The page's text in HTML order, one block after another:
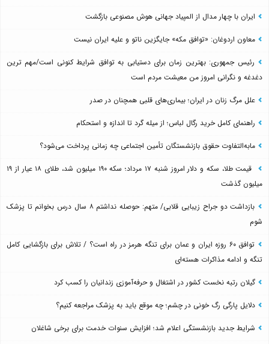
ایران با چهار مدال از المپیاد جهانی هوش مصنوعی بازگشت
معاون اردوغان: «توافق مکه» جایگزین ناتو و علیه ایران نیست
رئیس جمهوری: بهترین زمان برای دستیابی به توافق شرایط کنونی است/مهم ترین
دغدغه و نگرانی امروز من معیشت مردم است
علل مرگ زنان در ایران؛ بیماری‌های قلبی همچنان در صدر
راهنمای کامل خرید رگال لباس؛ از میله گرد تا اندازه و استحکام
مابه‌التفاوت حقوق بازنشستگان تأمین اجتماعی چه زمانی پرداخت می‌شود؟
قیمت طلا، سکه و دلار امروز شنبه ۱۷ مرداد؛ سکه ۱۹۰ میلیون شد، طلای ۱۸ عیار از ۱۹
میلیون گذشت
بازداشت دو جراح زیبایی قلابی/ متهم: حوصله نداشتم ۸ سال درس بخوانم تا پزشک
شوم
توافق ۶۰ روزه ایران و عمان برای تنگه هرمز در راه است؟ / تلاش برای بازگشایی کامل
تنگه و ادامه مذاکرات هسته‌ای
گیلان رتبه نخست کشور در اشتغال و حرفه‌آموزی زندانیان را کسب کرد
دلایل پارگی رگ خونی در چشم؛ چه موقع باید به پزشک مراجعه کنیم؟
شرایط جدید بازنشستگی اعلام شد؛ افزایش سنوات خدمت برای برخی شاغلان